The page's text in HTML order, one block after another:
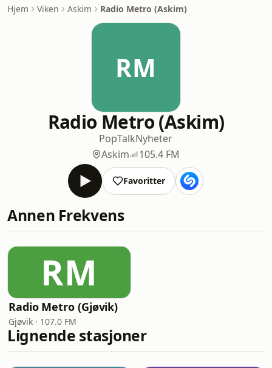
Hjem Viken Askim Radio Metro (Askim)
RM
Radio Metro (Askim)
PopTalkNyheter
Askim
105.4 FM
Favoritter
Annen Frekvens
RM
Radio Metro (Gjøvik)
Gjøvik · 107.0 FM
Lignende stasjoner